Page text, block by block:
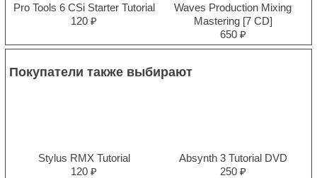
Pro Tools 6 CSi Starter Tutorial
120 ₽
Waves Production Mixing
Mastering [7 CD]
650 ₽
Покупатели также выбирают
Stylus RMX Tutorial
120 ₽
Absynth 3 Tutorial DVD
250 ₽